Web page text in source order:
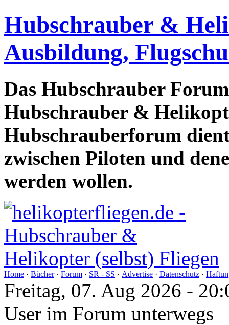
Hubschrauber &
Ausbildung,
Das Hubschrauber
Hubschrauber &
Hubschrauberforum
zwischen Piloten und
werden wollen.
Home · Bücher· Forum · SR - SS · Advertise · Datenschutz ·
Freitag, 07. Aug 2026 -
User im Forum unterwegs